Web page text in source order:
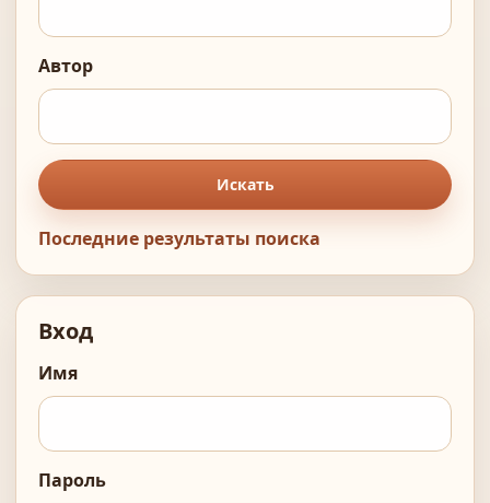
Автор
Искать
Последние результаты поиска
Вход
Имя
Пароль